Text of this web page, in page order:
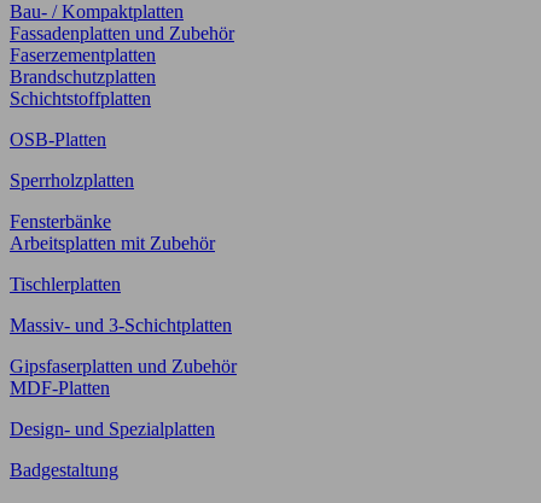
Bau- / Kompaktplatten
Fassadenplatten und Zubehör
Faserzementplatten
Brandschutzplatten
Schichtstoffplatten
OSB-Platten
Sperrholzplatten
Fensterbänke
Arbeitsplatten mit Zubehör
Tischlerplatten
Massiv- und 3-Schichtplatten
Gipsfaserplatten und Zubehör
MDF-Platten
Design- und Spezialplatten
Badgestaltung